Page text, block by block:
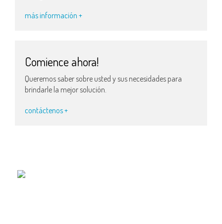
más información +
Comience ahora!
Queremos saber sobre usted y sus necesidades para
brindarle la mejor solución.
contáctenos +